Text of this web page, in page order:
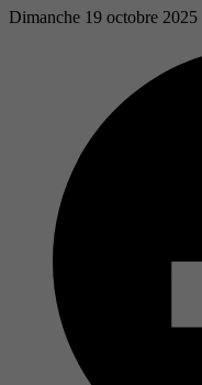
Dimanche 19 octobre 2025